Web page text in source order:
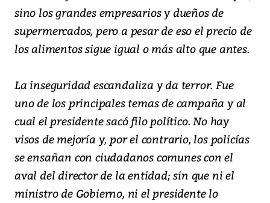
sino los grandes empresarios y dueños de
supermercados, pero a pesar de eso el precio de
los alimentos sigue igual o más alto que antes.
La inseguridad escandaliza y da terror. Fue
uno de los principales temas de campaña y al
cual el presidente sacó filo político. No hay
visos de mejoría y, por el contrario, los policías
se ensañan con ciudadanos comunes con el
aval del director de la entidad; sin que ni el
ministro de Gobierno, ni el presidente lo